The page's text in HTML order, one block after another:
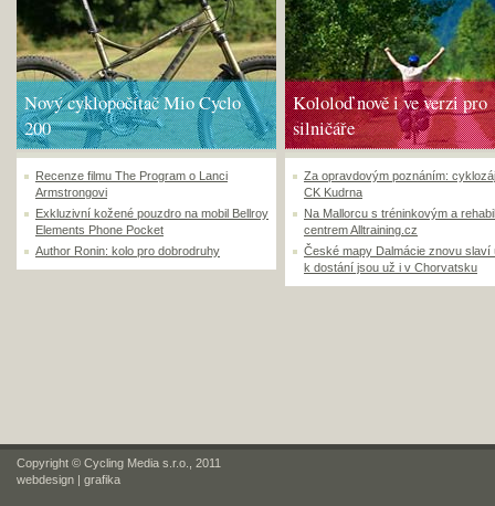
Nový cyklopočítač Mio Cyclo
200
Recenze filmu The Program o Lanci
Armstrongovi
Exkluzivní kožené pouzdro na mobil Bellroy
Elements Phone Pocket
Author Ronin: kolo pro dobrodruhy
Kololoď nově i ve verzi pro
silničáře
Za opravdovým poznáním:
CK Kudrna
Na Mallorcu s tréninkovým a
centrem Alltraining.cz
České mapy Dalmácie znovu slaví
k dostání jsou už i v Chorvatsku
Copyright © Cycling Media s.r.o., 2011
webdesign | grafika